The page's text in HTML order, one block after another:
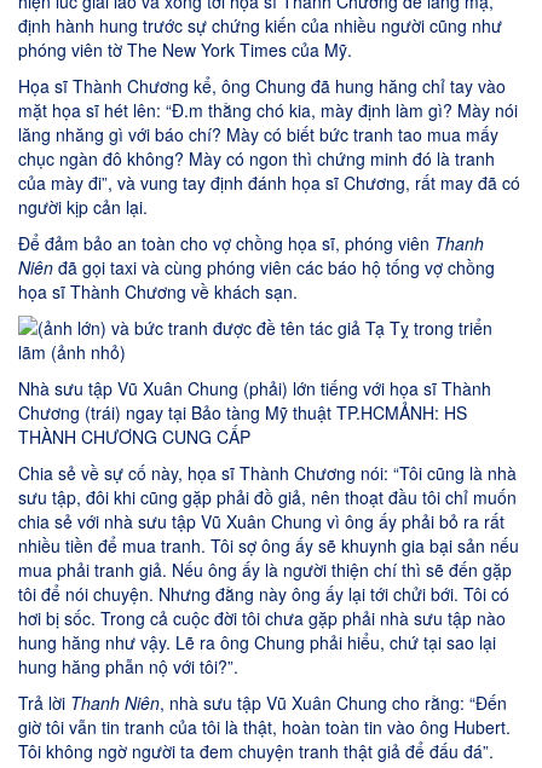
định hành hung trước sự chứng kiến của nhiều người cũng như
phóng viên tờ The New York Times của Mỹ.
Họa sĩ Thành Chương kể, ông Chung đã hung hăng chỉ tay vào
mặt họa sĩ hét lên: “Đ.m thằng chó kia, mày định làm gì? Mày nói
lăng nhăng gì với báo chí? Mày có biết bức tranh tao mua mấy
chục ngàn đô không? Mày có ngon thì chứng minh đó là tranh
của mày đi”, và vung tay định đánh họa sĩ Chương, rất may đã có
người kịp cản lại.
Để đảm bảo an toàn cho vợ chồng họa sĩ, phóng viên Thanh
Niên đã gọi taxi và cùng phóng viên các báo hộ tống vợ chồng
họa sĩ Thành Chương về khách sạn.
Nhà sưu tập Vũ Xuân Chung (phải) lớn tiếng với họa sĩ Thành
Chương (trái) ngay tại Bảo tàng Mỹ thuật TP.HCMẢNH: HS
THÀNH CHƯƠNG CUNG CẤP
Chia sẻ về sự cố này, họa sĩ Thành Chương nói: “Tôi cũng là nhà
sưu tập, đôi khi cũng gặp phải đồ giả, nên thoạt đầu tôi chỉ muốn
chia sẻ với nhà sưu tập Vũ Xuân Chung vì ông ấy phải bỏ ra rất
nhiều tiền để mua tranh. Tôi sợ ông ấy sẽ khuynh gia bại sản nếu
mua phải tranh giả. Nếu ông ấy là người thiện chí thì sẽ đến gặp
tôi để nói chuyện. Nhưng đằng này ông ấy lại tới chửi bới. Tôi có
hơi bị sốc. Trong cả cuộc đời tôi chưa gặp phải nhà sưu tập nào
hung hăng như vậy. Lẽ ra ông Chung phải hiểu, chứ tại sao lại
hung hăng phẫn nộ với tôi?”.
Trả lời Thanh Niên, nhà sưu tập Vũ Xuân Chung cho rằng: “Đến
giờ tôi vẫn tin tranh của tôi là thật, hoàn toàn tin vào ông Hubert.
Tôi không ngờ người ta đem chuyện tranh thật giả để đấu đá”.